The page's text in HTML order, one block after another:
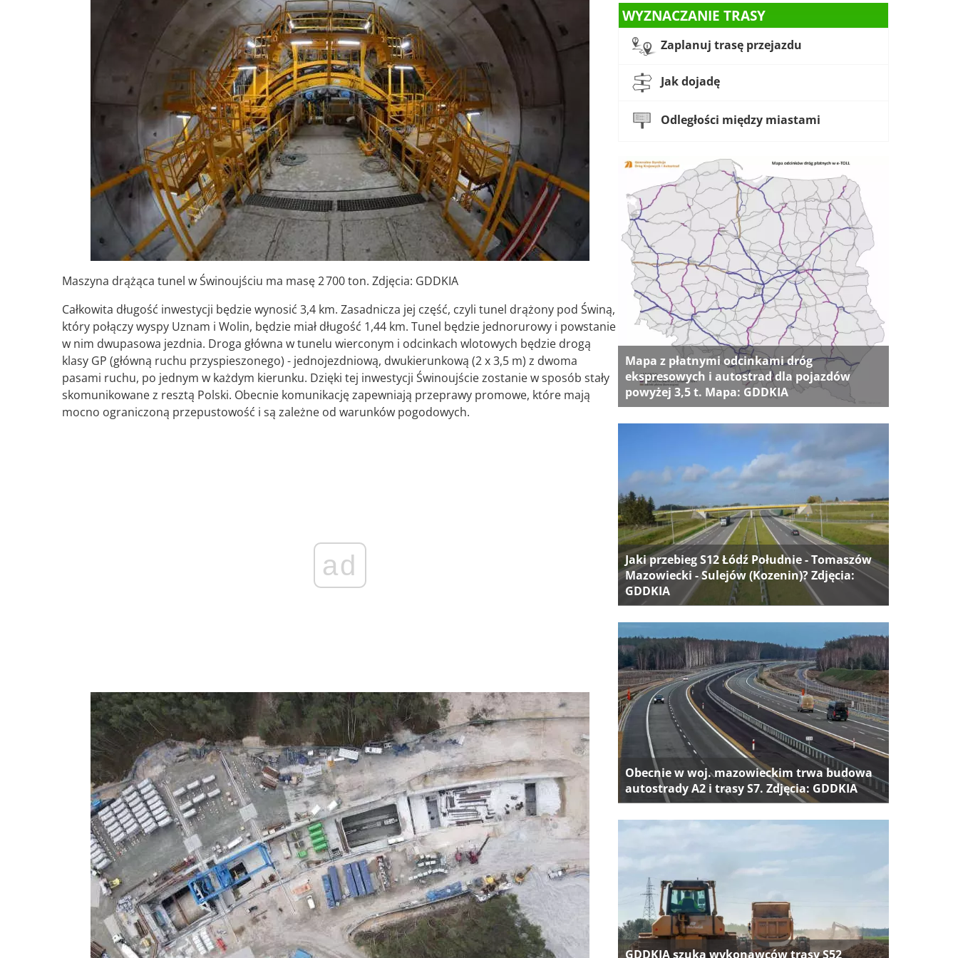
Maszyna drążąca tunel w Świnoujściu ma masę 2 700 ton. Zdjęcia: GDDKIA
Całkowita długość inwestycji będzie wynosić 3,4 km. Zasadnicza jej część, czyli tunel drążony pod Świną,
który połączy wyspy Uznam i Wolin, będzie miał długość 1,44 km. Tunel będzie jednorurowy i powstanie
w nim dwupasowa jezdnia. Droga główna w tunelu wierconym i odcinkach wlotowych będzie drogą
klasy GP (główną ruchu przyspieszonego) - jednojezdniową, dwukierunkową (2 x 3,5 m) z dwoma
pasami ruchu, po jednym w każdym kierunku. Dzięki tej inwestycji Świnoujście zostanie w sposób stały
skomunikowane z resztą Polski. Obecnie komunikację zapewniają przeprawy promowe, które mają
mocno ograniczoną przepustowość i są zależne od warunków pogodowych.
ad
WYZNACZANIE TRASY
Zaplanuj trasę przejazdu
Jak dojadę
Odległości między miastami
Mapa z płatnymi odcinkami dróg
ekspresowych i autostrad dla pojazdów
powyżej 3,5 t. Mapa: GDDKIA
Jaki przebieg S12 Łódź Południe - Tomaszów
Mazowiecki - Sulejów (Kozenin)? Zdjęcia:
GDDKIA
Obecnie w woj. mazowieckim trwa budowa
autostrady A2 i trasy S7. Zdjęcia: GDDKIA
GDDKIA szuka wykonawców trasy S52